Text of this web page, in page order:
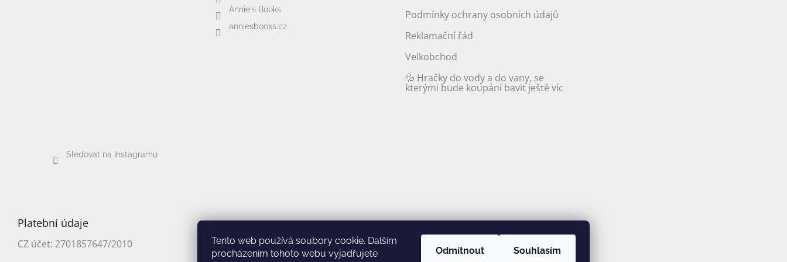
Tento web používá soubory cookie. Dalším
procházením tohoto webu vyjadřujete
Odmítnout Souhlasím
Sledovat na Instagramu
Annie's Books
anniesbooks.cz
Podmínky ochrany osobních údajů
Reklamační řád
Velkobchod
💦 Hračky do vody a do vany, se
kterými bude koupání bavit ještě víc
Platební údaje
CZ účet: 2701857647/2010